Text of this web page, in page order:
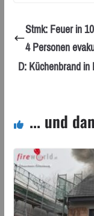
Stmk: Feuer in
4 Personen
D: Küchenbrand
... und